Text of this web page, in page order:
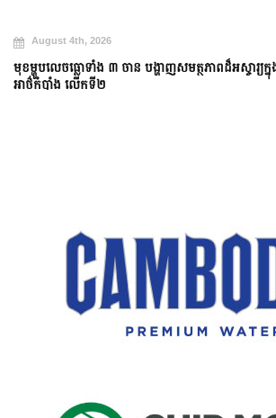
August 4th, 2026
មុខម្ហូបលេចធ្លោទាំង ៣ ចាន បង្ហាញសមត្ថភាពដ៏អស្ចារ្យក្
អាថ៌កំបាំង លើកទី២